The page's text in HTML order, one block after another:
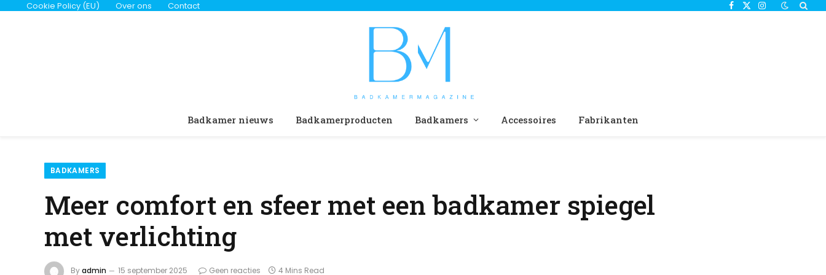
Cookie Policy (EU) Over ons Contact Facebook
X
Instagram
Badkamer nieuws Badkamerproducten Badkamers Accessoires Fabrikanten
BADKAMERS
Meer comfort en sfeer met een badkamer spiegel
met verlichting
Byadmin 15 september 2025 Geen reacties 4 Mins Read